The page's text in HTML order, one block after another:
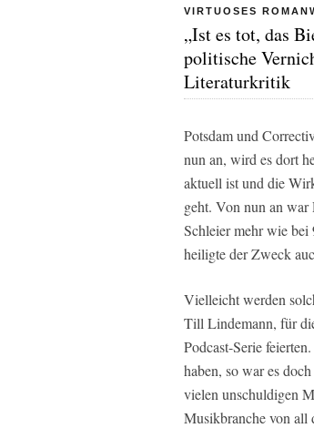
VIRTUOSES
„Ist es tot, das
politische
Literaturkritik
Potsdam und
nun an, wird es dort
aktuell ist und die
geht. Von nun an war
Schleier mehr wie
heiligte der Zweck
Vielleicht werden
Till Lindemann, für
Podcast-Serie
haben, so war es
vielen unschuldigen
Musikbranche von all